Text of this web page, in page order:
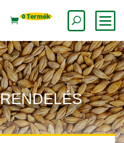
0 Termék